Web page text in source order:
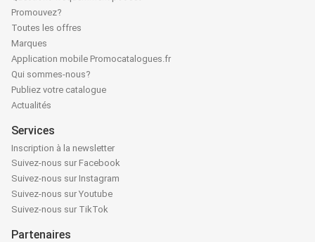
Promouvez?
Toutes les offres
Marques
Application mobile Promocatalogues.fr
Qui sommes-nous?
Publiez votre catalogue
Actualités
Services
Inscription à la newsletter
Suivez-nous sur Facebook
Suivez-nous sur Instagram
Suivez-nous sur Youtube
Suivez-nous sur TikTok
Partenaires